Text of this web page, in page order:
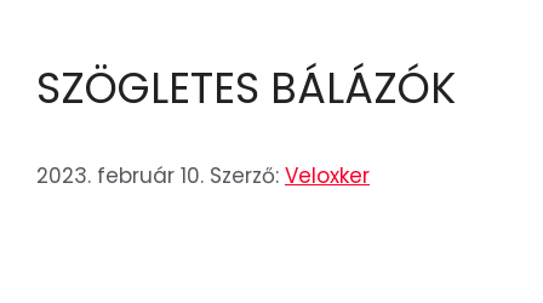
SZÖGLETES BÁLÁZÓK
2023. február 10. Szerző: Veloxker